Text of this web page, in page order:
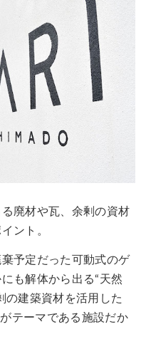
廃材や瓦、余剰の資材
ント。
予定だった可動式のゲ
も解体から出る“天然
の建築資材を活用した
テーマである施設だか